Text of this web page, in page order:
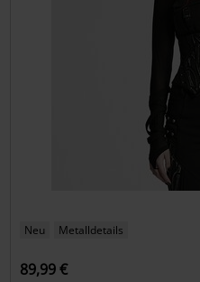
Neu Metalldetails
89,99 €